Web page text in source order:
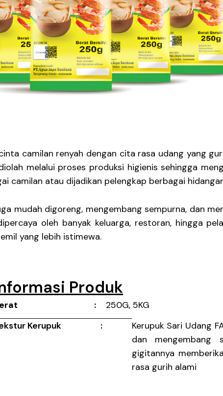
camilan renyah dengan cita rasa udang yang
melalui proses produksi higienis sehingga
camilan atau dijadikan pelengkap berbagai
mudah digoreng, mengembang sempurna, dan
oleh banyak keluarga, restoran, hingga
yang lebih istimewa.
Produk
: 250G, 5KG
:Diameter ± 3,5 Cm sebelum
Kerupuk :
Kerupuk Sari Udang
dan mengembang
gigitannya
rasa gurih alami